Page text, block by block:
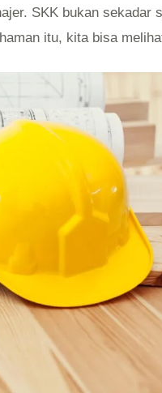
SKK bukan sekadar
itu, kita bisa